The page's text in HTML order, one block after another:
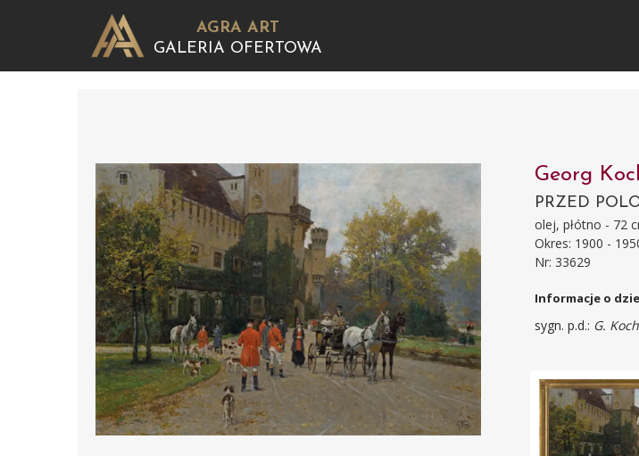
AGRA ART
GALERIA OFERTOWA
Georg
PRZED
olej, płótno - 72
Okres: 1900 -
Nr: 33629
Informacje o
sygn. p.d.: G. Koch